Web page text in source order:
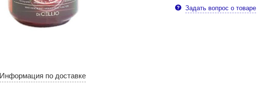
Задать вопрос о товаре
Информация по доставке